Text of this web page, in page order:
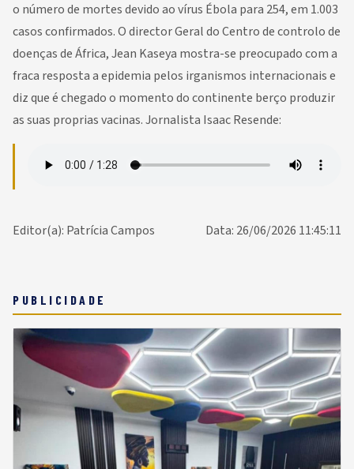
o número de mortes devido ao vírus Ébola para 254, em 1.003
casos confirmados. O director Geral do Centro de controlo de
doenças de África, Jean Kaseya mostra-se preocupado com a
fraca resposta a epidemia pelos irganismos internacionais e
diz que é chegado o momento do continente berço produzir
as suas proprias vacinas. Jornalista Isaac Resende:
Data: 26/06/2026 11:45:11
Editor(a): Patrícia Campos
PUBLICIDADE